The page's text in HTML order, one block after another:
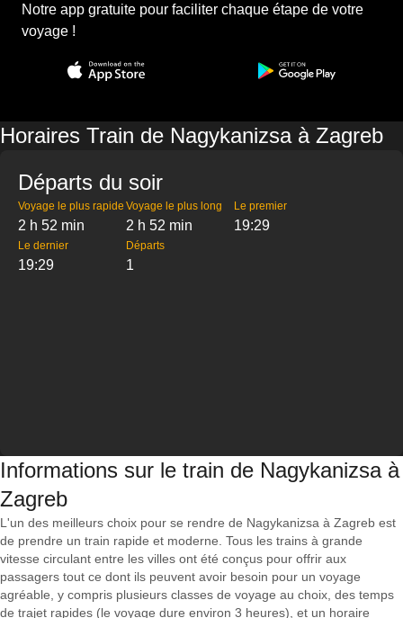
Notre app gratuite pour faciliter chaque étape de votre
voyage !
Horaires Train de Nagykanizsa à Zagreb
Départs du soir
Voyage le plus rapide
2 h 52 min
Voyage le plus long
2 h 52 min
Le premier
19:29
Le dernier
19:29
Départs
1
Informations sur le train de Nagykanizsa à
Zagreb
L'un des meilleurs choix pour se rendre de Nagykanizsa à Zagreb est
de prendre un train rapide et moderne. Tous les trains à grande
vitesse circulant entre les villes ont été conçus pour offrir aux
passagers tout ce dont ils peuvent avoir besoin pour un voyage
agréable, y compris plusieurs classes de voyage au choix, des temps
de trajet rapides (le voyage dure environ 3 heures), et un horaire